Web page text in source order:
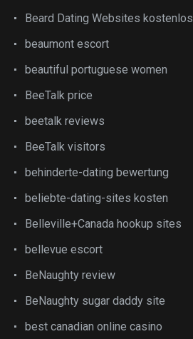
Beard Dating Websites kostenlos
beaumont escort
beautiful portuguese women
BeeTalk price
beetalk reviews
BeeTalk visitors
behinderte-dating bewertung
beliebte-dating-sites kosten
Belleville+Canada hookup sites
bellevue escort
BeNaughty review
BeNaughty sugar daddy site
best canadian online casino